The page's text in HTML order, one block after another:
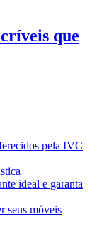
que
pela IVC
ideal e garanta
seus móveis